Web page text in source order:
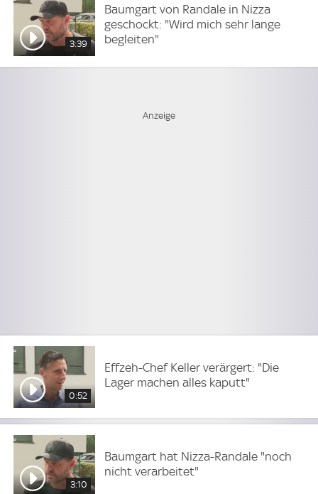
3:39
Baumgart von Randale in Nizza
geschockt: "Wird mich sehr lange
begleiten"
0:52
Effzeh-Chef Keller verärgert: "Die
Lager machen alles kaputt"
3:10
Baumgart hat Nizza-Randale "noch
nicht verarbeitet"